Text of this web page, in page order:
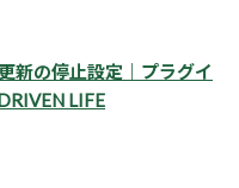
新の停止設定｜プラグイ
LIFE